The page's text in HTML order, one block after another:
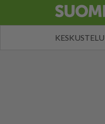
KESKUSTELU